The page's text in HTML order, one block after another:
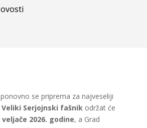
se priprema za najveseliji
Veliki Serjojnski fašnikodržat će
2026. godine, a Grad